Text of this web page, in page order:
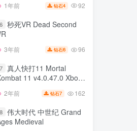
1年前 钻石4 92
6 秒死VR Dead Second
3年前 钻石6 96
7 真人快打11 Mortal
11 v4.0.47.0 Xbox
联机版 v0.386-34 Steam单
版 集成全DLC 官方中文
2年前 钻石7 162
8 伟大时代 中世纪 Grand
Medieval
5
魔女之泉R WitchSpring
1年前
6
秒死VR Dead Second
3年前 钻石
7
真人快打11 Mortal
联机版 v0.386-34 Steam单
版 集成全DLC 官方中文
2年前